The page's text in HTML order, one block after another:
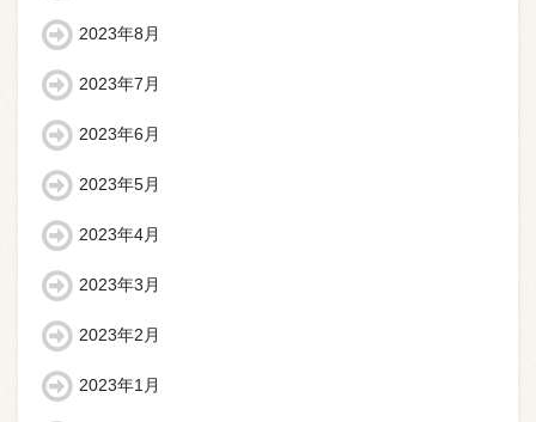
2023年8月
2023年7月
2023年6月
2023年5月
2023年4月
2023年3月
2023年2月
2023年1月